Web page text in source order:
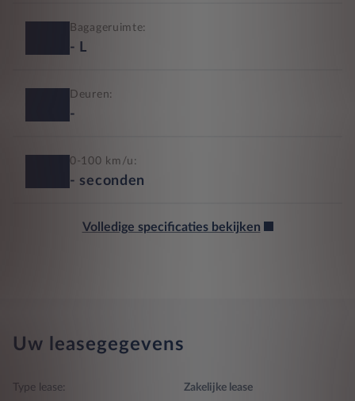
Bagageruimte:
- L
Deuren:
-
0-100 km/u:
- seconden
Volledige specificaties bekijken
Uw leasegegevens
Type lease: Zakelijke lease